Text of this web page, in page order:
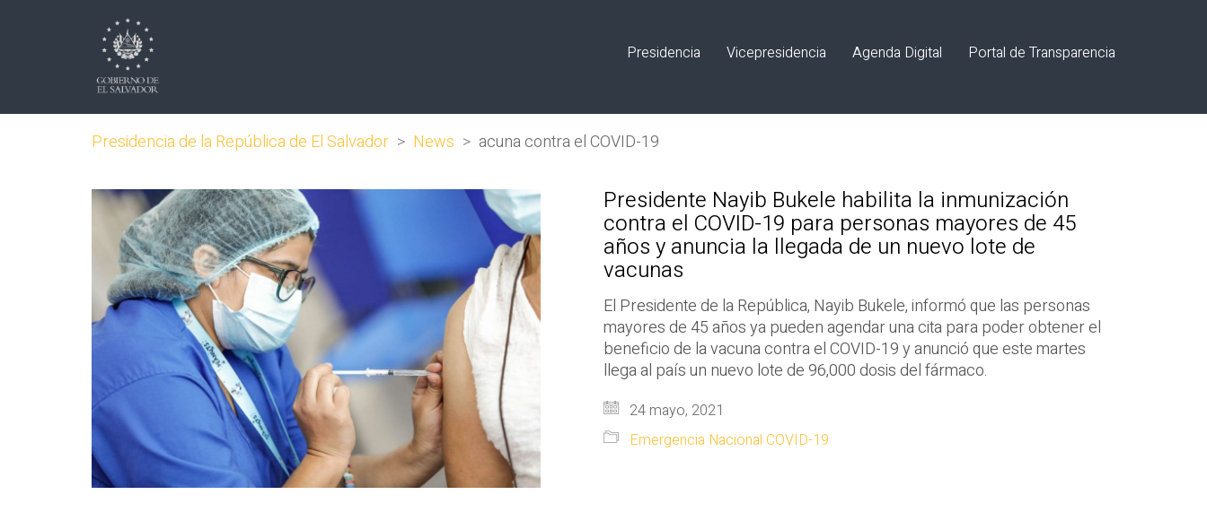
Presidencia Vicepresidencia Agenda Digital Portal de Transparencia
Presidencia de la República de El Salvador > News > acuna contra el COVID-19
Presidente Nayib Bukele habilita la inmunización
contra el COVID-19 para personas mayores de 45
años y anuncia la llegada de un nuevo lote de
vacunas
El Presidente de la República, Nayib Bukele, informó que las personas
mayores de 45 años ya pueden agendar una cita para poder obtener el
beneficio de la vacuna contra el COVID-19 y anunció que este martes
llega al país un nuevo lote de 96,000 dosis del fármaco.
24 mayo, 2021
Emergencia Nacional COVID-19